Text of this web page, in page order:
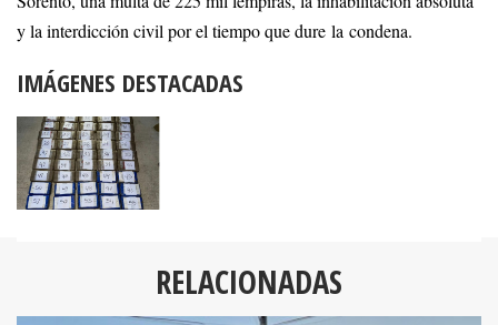
y la interdicción civil por el tiempo que dure la condena.
IMÁGENES DESTACADAS
RELACIONADAS